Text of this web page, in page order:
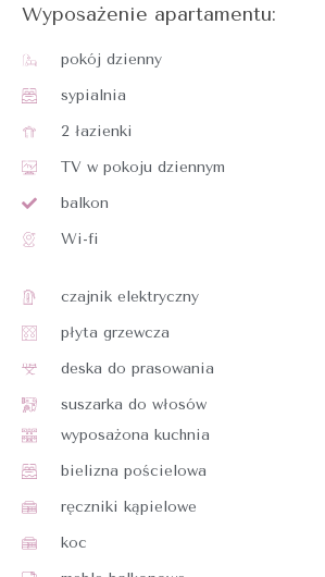
Wyposażenie apartamentu:
pokój dzienny
sypialnia
2 łazienki
TV w pokoju dziennym
balkon
Wi-fi
czajnik elektryczny
płyta grzewcza
deska do prasowania
suszarka do włosów
wyposażona kuchnia
bielizna pościelowa
ręczniki kąpielowe
koc